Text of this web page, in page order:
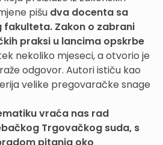
pišu dva docenta sa
fakulteta. Zakon o zabrani
praksi u lancima opskrbe
nekoliko mjeseci, a otvorio je
odgovor. Autori ističu kao
velike pregovaračke snage
vraća nas rad
Trgovačkog suda, s